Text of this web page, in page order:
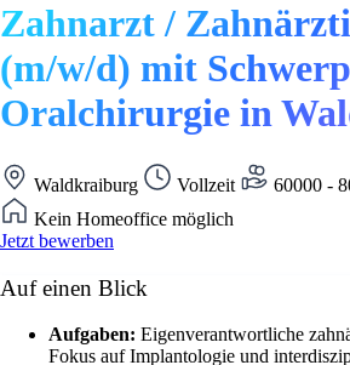
Zahnarzt /
(m/w/d) mit
Oralchirurgie in
Waldkraiburg Vollzeit
60000 -
Kein Homeoffice möglich
Jetzt bewerben
Auf einen Blick
Aufgaben: Eigenverantwortliche
Fokus auf Implantologie und